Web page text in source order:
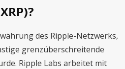
des Ripple-Netzwerks,
grenzüberschreitende
Ripple Labs arbeitet mit